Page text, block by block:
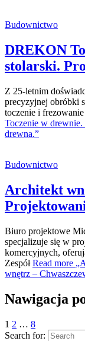
Budownictwo
DREKON
stolarski.
Z 25-letnim
precyzyjnej obróbki
toczenie i
Toczenie w drewnie.
drewna.”
Budownictwo
Architekt
Biuro projektowe
specjalizuje się w
komercyjnych,
ZespółRead more
wnętrz –
Nawigacja
1 2 … 8
Search for: